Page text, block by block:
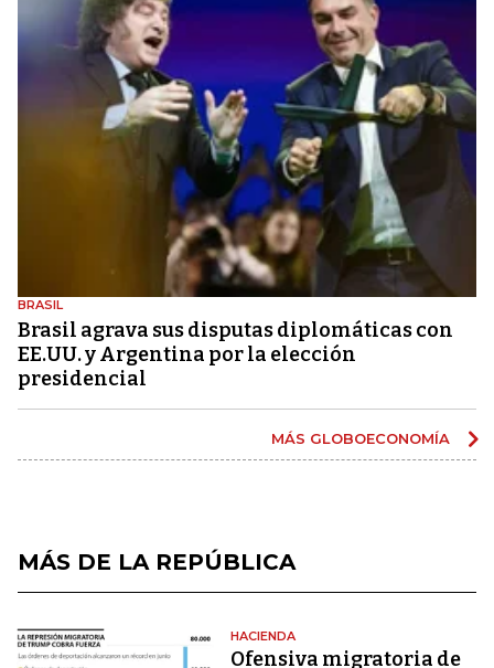
BRASIL
Brasil agrava sus disputas diplomáticas con
EE.UU. y Argentina por la elección
presidencial
MÁS GLOBOECONOMÍA
MÁS DE LA REPÚBLICA
HACIENDA
Ofensiva migratoria de